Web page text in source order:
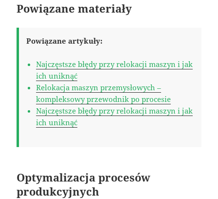
Powiązane materiały
Powiązane artykuły:
Najczęstsze błędy przy relokacji maszyn i jak
ich uniknąć
Relokacja maszyn przemysłowych –
kompleksowy przewodnik po procesie
Najczęstsze błędy przy relokacji maszyn i jak
ich uniknąć
Optymalizacja procesów
produkcyjnych